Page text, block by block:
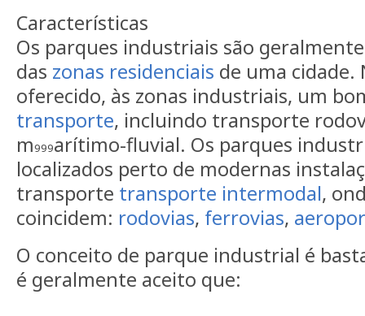
Características
Os parques industriais são
das zonas residenciais de uma
oferecido, às zonas industriais, um
transporte, incluindo transporte
m999arítimo-fluvial. Os parques
localizados perto de modernas
transporte transporte intermodal,
coincidem: rodovias, ferrovias,
O conceito de parque industrial é
é geralmente aceito que: